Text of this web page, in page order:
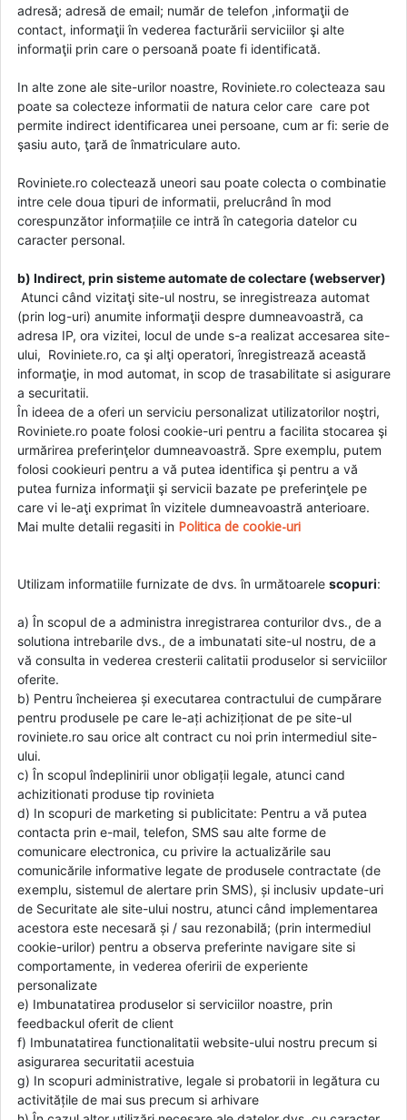
adresă; adresă de email; număr de telefon ,informaţii de
contact, informaţii în vederea facturării serviciilor şi alte
informaţii prin care o persoană poate fi identificată.
In alte zone ale site-urilor noastre, Roviniete.ro colecteaza sau
poate sa colecteze informatii de natura celor care care pot
permite indirect identificarea unei persoane, cum ar fi: serie de
şasiu auto, ţară de înmatriculare auto.
Roviniete.ro colectează uneori sau poate colecta o combinatie
intre cele doua tipuri de informatii, prelucrând în mod
corespunzător informațiile ce intră în categoria datelor cu
caracter personal.
b) Indirect, prin sisteme automate de colectare (webserver)
Atunci când vizitaţi site-ul nostru, se inregistreaza automat
(prin log-uri) anumite informaţii despre dumneavoastră, ca
adresa IP, ora vizitei, locul de unde s-a realizat accesarea site-
ului, Roviniete.ro, ca şi alţi operatori, înregistrează această
informaţie, in mod automat, in scop de trasabilitate si asigurare
a securitatii.
În ideea de a oferi un serviciu personalizat utilizatorilor noştri,
Roviniete.ro poate folosi cookie-uri pentru a facilita stocarea şi
urmărirea preferinţelor dumneavoastră. Spre exemplu, putem
folosi cookieuri pentru a vă putea identifica şi pentru a vă
putea furniza informaţii şi servicii bazate pe preferinţele pe
care vi le-aţi exprimat în vizitele dumneavoastră anterioare.
Mai multe detalii regasiti in Politica de cookie-uri
Utilizam informatiile furnizate de dvs. în următoarele scopuri:
a) În scopul de a administra inregistrarea conturilor dvs., de a
solutiona intrebarile dvs., de a imbunatati site-ul nostru, de a
vă consulta in vederea cresterii calitatii produselor si serviciilor
oferite.
b) Pentru încheierea și executarea contractului de cumpărare
pentru produsele pe care le-ați achiziționat de pe site-ul
roviniete.ro sau orice alt contract cu noi prin intermediul site-
ului.
c) În scopul îndeplinirii unor obligații legale, atunci cand
achizitionati produse tip rovinieta
d) In scopuri de marketing si publicitate: Pentru a vă putea
contacta prin e-mail, telefon, SMS sau alte forme de
comunicare electronica, cu privire la actualizările sau
comunicările informative legate de produsele contractate (de
exemplu, sistemul de alertare prin SMS), și inclusiv update-uri
de Securitate ale site-ului nostru, atunci când implementarea
acestora este necesară și / sau rezonabilă; (prin intermediul
cookie-urilor) pentru a observa preferinte navigare site si
comportamente, in vederea oferirii de experiente
personalizate
e) Imbunatatirea produselor si serviciilor noastre, prin
feedbackul oferit de client
f) Imbunatatirea functionalitatii website-ului nostru precum si
asigurarea securitatii acestuia
g) In scopuri administrative, legale si probatorii in legătura cu
activitățile de mai sus precum si arhivare